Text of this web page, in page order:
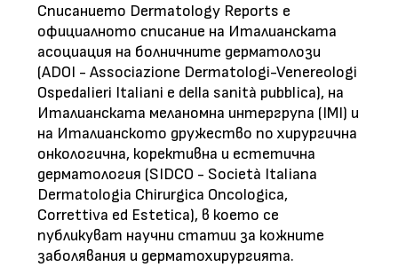
Списанието Dermatology Reports е
официалното списание на Италианската
асоциация на болничните дерматолози
(ADOI - Associazione Dermatologi-Venereologi
Ospedalieri Italiani e della sanità pubblica), на
Италианската меланомна интергрупа (IMI) и
на Италианското дружество по хирургична
онкологична, корективна и естетична
дерматология (SIDCO - Società Italiana
Dermatologia Chirurgica Oncologica,
Correttiva ed Estetica), в което се
публикуват научни статии за кожните
заболявания и дерматохирургията.